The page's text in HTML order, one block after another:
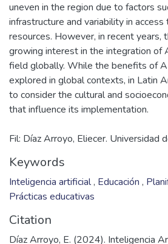
uneven in the region due to factors
infrastructure and variability in
resources. However, in recent years,
growing interest in the integration of
field globally. While the benefits of
explored in global contexts, in Latin
to consider the cultural and
Fil: Díaz Arroyo, Eliecer. Universidad
Keywords
Inteligencia artificial, Educación ,
Prácticas educativas
Citation
Díaz Arroyo, E. (2024). Inteligencia